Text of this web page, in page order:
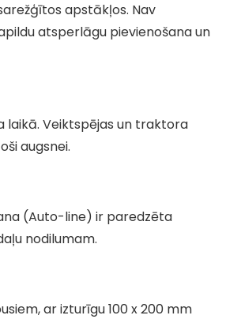
apstākļos. Nav
atsperlāgu pievienošana un
Veiktspējas un traktora
augsnei.
(Auto-line) ir paredzēta
nodilumam.
ar izturīgu 100 x 200 mm